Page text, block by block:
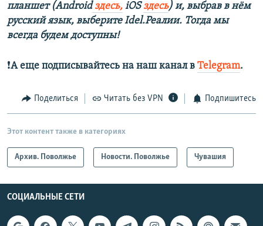
планшет (Androidздесь, iOSздесь) и, выбрав в нём
русский язык, выберите Idel.Реалии. Тогда мы
всегда будем доступны!
❗️А еще подписывайтесь на наш канал в Telegram.
Поделиться Читать без VPN Подпишитесь
Этот контент также в категориях
Архив. Поволжье Новости. Поволжье Чувашия
СОЦИАЛЬНЫЕ СЕТИ